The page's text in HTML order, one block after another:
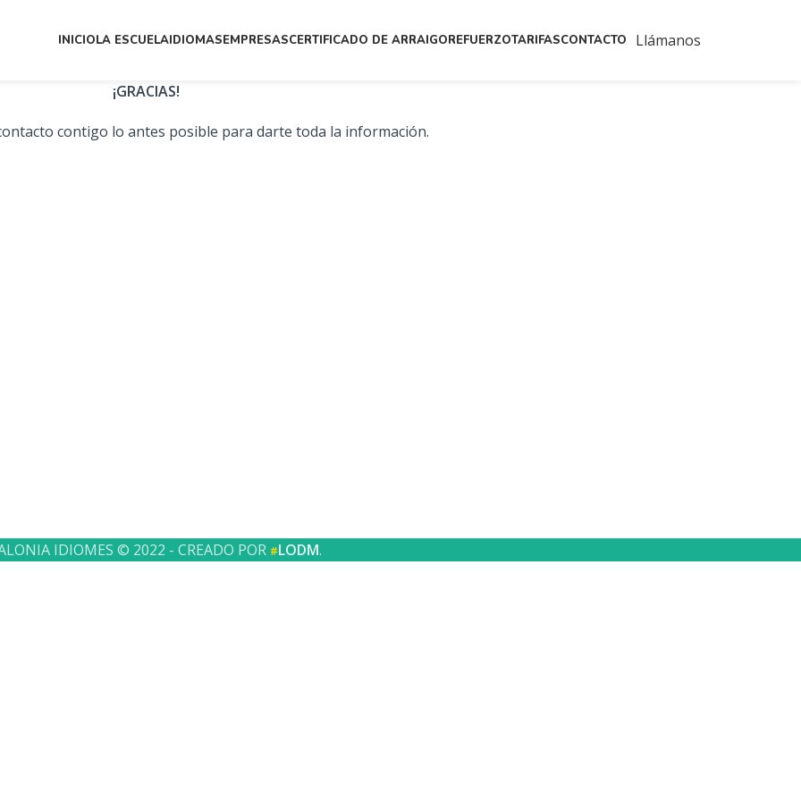
INICIOLA ESCUELAIDIOMASEMPRESASCERTIFICADO DE ARRAIGOREFUERZOTARIFASCONTACTO Llámanos
¡GRACIAS!
contigo lo antes posible para darte toda la información.
IDIOMES © 2022 - CREADO POR #LODM.